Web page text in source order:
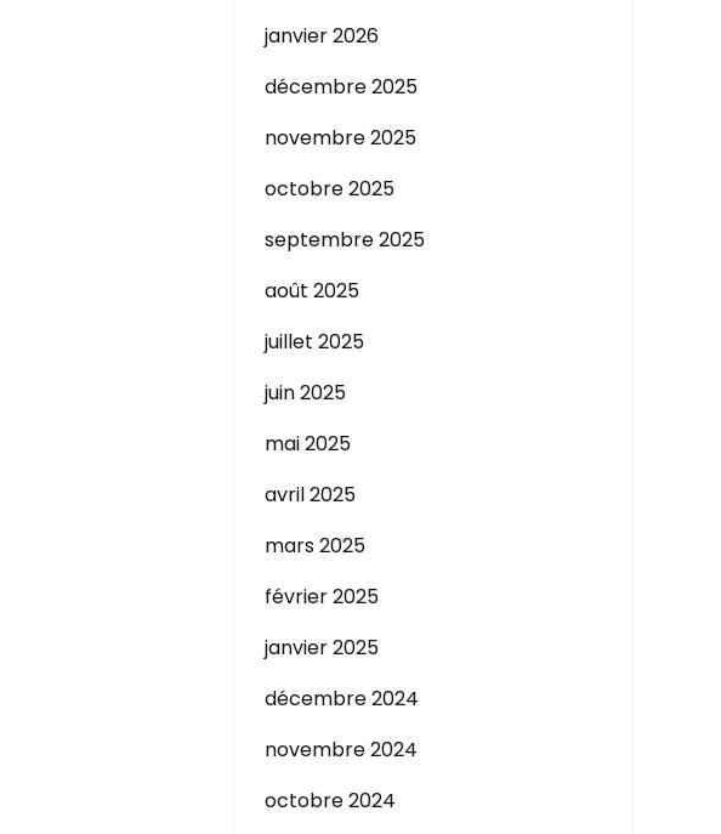
janvier 2026
décembre 2025
novembre 2025
octobre 2025
septembre 2025
août 2025
juillet 2025
juin 2025
mai 2025
avril 2025
mars 2025
février 2025
janvier 2025
décembre 2024
novembre 2024
octobre 2024